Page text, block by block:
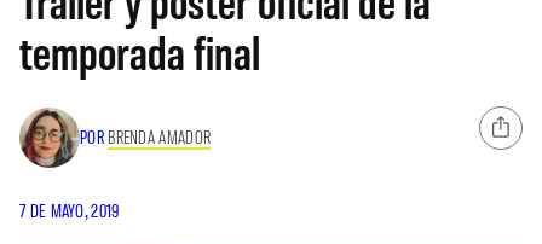
temporada final
POR BRENDA AMADOR
7 DE MAYO, 2019